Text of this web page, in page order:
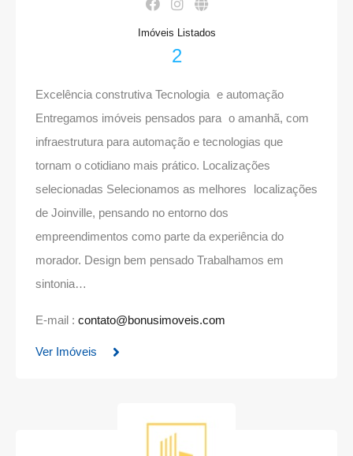
Imóveis Listados
2
Excelência construtiva Tecnologia e automação
Entregamos imóveis pensados para o amanhã, com
infraestrutura para automação e tecnologias que
tornam o cotidiano mais prático. Localizações
selecionadas Selecionamos as melhores localizações
de Joinville, pensando no entorno dos
empreendimentos como parte da experiência do
morador. Design bem pensado Trabalhamos em
sintonia…
E-mail : contato@bonusimoveis.com
Ver Imóveis